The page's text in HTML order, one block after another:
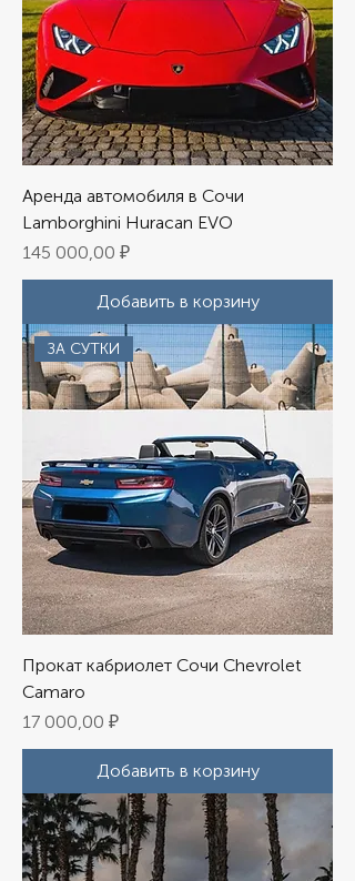
Аренда автомобиля в Сочи
Lamborghini Huracan EVO
Цена
145 000,00 ₽
Добавить в корзину
ЗА СУТКИ
Прокат кабриолет Сочи Chevrolet
Camaro
Цена
17 000,00 ₽
Добавить в корзину